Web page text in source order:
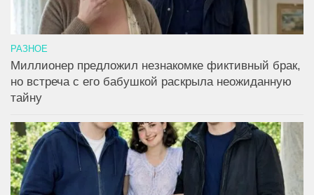
РАЗНОЕ
Миллионер предложил незнакомке фиктивный брак,
но встреча с его бабушкой раскрыла неожиданную
тайну